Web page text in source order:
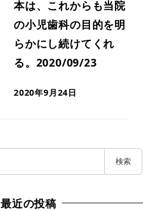
本は、これからも当院
の小児歯科の目的を明
らかにし続けてくれ
る。2020/09/23
2020年9月24日
検索
最近の投稿